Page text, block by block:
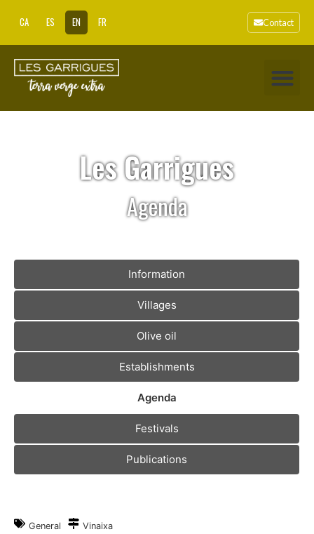
CA ES EN FR Contact
Les Garrigues
Agenda
Information
Villages
Olive oil
Establishments
Agenda
Festivals
Publications
General Vinaixa